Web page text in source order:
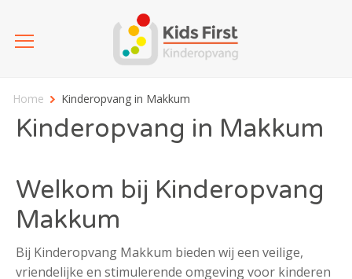
Home Kinderopvang in Makkum
Kinderopvang in Makkum
Welkom bij Kinderopvang
Makkum
Bij Kinderopvang Makkum bieden wij een veilige,
vriendelijke en stimulerende omgeving voor kinderen